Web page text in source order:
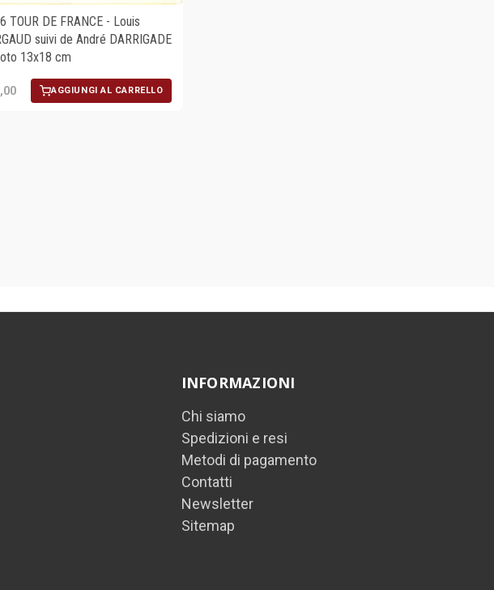
TOUR DE FRANCE - Louis
suivi de André DARRIGADE
13x18 cm
AGGIUNGI AL CARRELLO
INFORMAZIONI
Chi siamo
Spedizioni e resi
Metodi di pagamento
Contatti
Newsletter
Sitemap